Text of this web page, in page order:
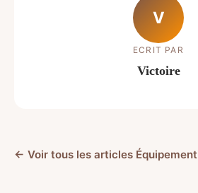
V
ECRIT PAR
Victoire
← Voir tous les articles Équipement